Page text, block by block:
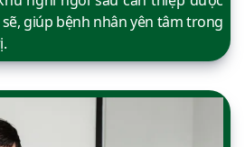
giúp bệnh nhân yên tâm trong